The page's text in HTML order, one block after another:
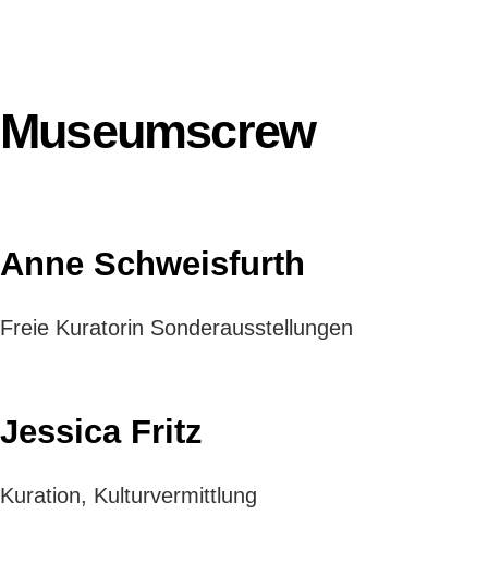
Museumscrew
Anne Schweisfurth
Freie Kuratorin Sonderausstellungen
Jessica Fritz
Kuration, Kulturvermittlung